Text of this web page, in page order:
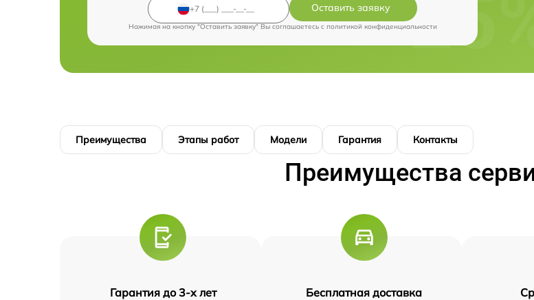
Оставить заявку
Нажимая на кнопку "Оставить заявку" Вы соглашаетесь c политикой конфиденциальности
Преимущества Этапы работ Модели Гарантия Контакты
Преимущества
Гарантия до 3-х лет Бесплатная доставка